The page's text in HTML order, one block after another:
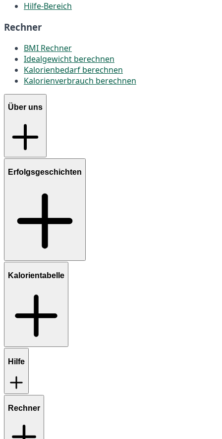
Hilfe-Bereich
Rechner
BMI Rechner
Idealgewicht berechnen
Kalorienbedarf berechnen
Kalorienverbrauch berechnen
Über uns
Erfolgsgeschichten
Kalorientabelle
Hilfe
Rechner